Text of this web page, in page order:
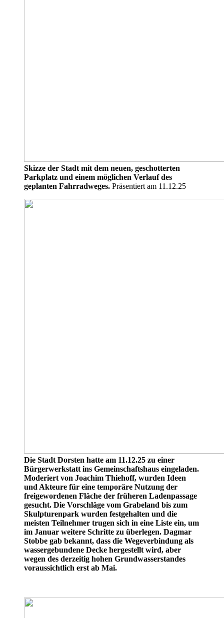
Skizze der Stadt mit dem neuen, geschotterten
Parkplatz und einem möglichen Verlauf des
geplanten Fahrradweges. Präsentiert am 11.12.25
Die Stadt Dorsten hatte am 11.12.25 zu einer
Bürgerwerkstatt ins Gemeinschaftshaus eingeladen.
Moderiert von Joachim Thiehoff, wurden Ideen
und Akteure für eine temporäre Nutzung der
freigewordenen Fläche der früheren Ladenpassage
gesucht. Die Vorschläge vom Grabeland bis zum
Skulpturenpark wurden festgehalten und die
meisten Teilnehmer trugen sich in eine Liste ein, um
im Januar weitere Schritte zu überlegen. Dagmar
Stobbe gab bekannt, dass die Wegeverbindung als
wassergebundene Decke hergestellt wird, aber
wegen des derzeitig hohen Grundwasserstandes
voraussichtlich erst ab Mai.